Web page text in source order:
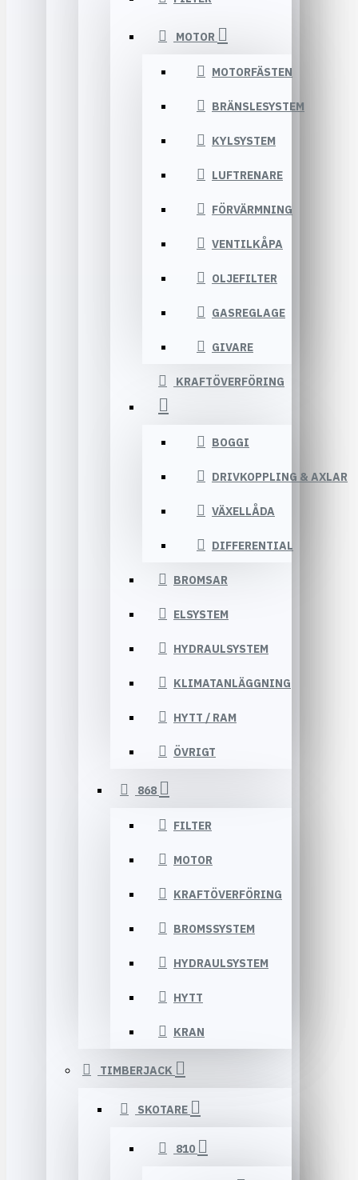
MOTOR
MOTORFÄSTEN
BRÄNSLESYSTEM
KYLSYSTEM
LUFTRENARE
FÖRVÄRMNING
VENTILKÅPA
OLJEFILTER
GASREGLAGE
GIVARE
KRAFTÖVERFÖRING
BOGGI
DRIVKOPPLING & AXLAR
VÄXELLÅDA
DIFFERENTIAL
BROMSAR
ELSYSTEM
HYDRAULSYSTEM
KLIMATANLÄGGNING
HYTT / RAM
ÖVRIGT
868
FILTER
MOTOR
KRAFTÖVERFÖRING
BROMSSYSTEM
HYDRAULSYSTEM
HYTT
KRAN
TIMBERJACK
SKOTARE
810